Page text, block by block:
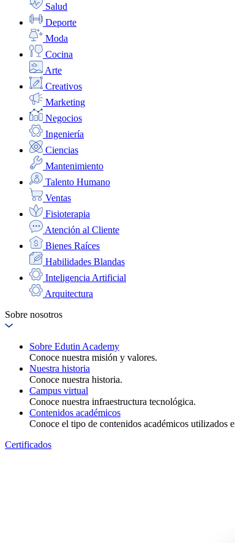
Salud
Deporte
Moda
Cocina
Arte
Creativos
Marketing
Negocios
Ingeniería
Ciencias
Mantenimiento
Talento Humano
Ventas
Fisioterapia
Atención al Cliente
Bienes Raíces
Habilidades Blandas
Inteligencia Artificial
Arquitectura
Sobre nosotros
Sobre Edutin Academy
Conoce nuestra misión y valores.
Nuestra historia
Conoce nuestra historia.
Campus virtual
Conoce nuestra infraestructura tecnológica.
Contenidos académicos
Conoce el tipo de contenidos académicos utilizados
Certificados